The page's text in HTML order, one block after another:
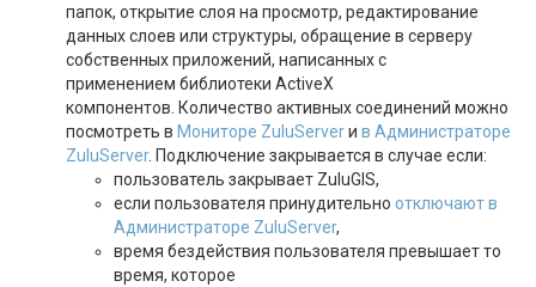
папок, открытие слоя на просмотр, редактирование
данных слоев или структуры, обращение в серверу
собственных приложений, написанных с
применением библиотеки ActiveX
компонентов. Количество активных соединений можно
посмотреть в Мониторе ZuluServerи в Администраторе
ZuluServer. Подключение закрывается в случае если:
пользователь закрывает ZuluGIS,
если пользователя принудительно отключают в
Администраторе ZuluServer,
время бездействия пользователя превышает то
время, которое